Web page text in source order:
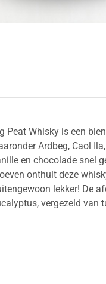
Peat Whisky is een
Ardbeg, Caol
en chocolade snel
onthult deze
lekker! De
vergezeld van